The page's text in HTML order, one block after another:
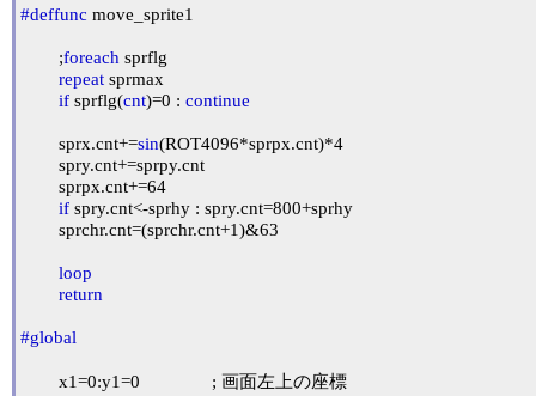
#deffunc move_sprite1
	;
foreach sprflg
repeat sprmax
if sprflg(cnt)=0 : continue
	sprx.cnt+=
sin(ROT4096*sprpx.cnt)*4
if spry.cnt<-sprhy : spry.cnt=800+sprhy
loop
return
#global